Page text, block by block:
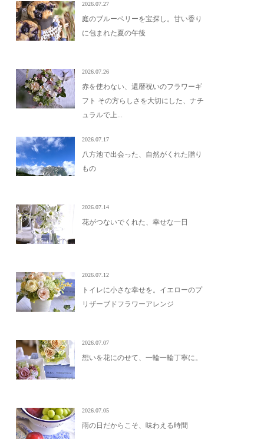
2026.07.27
庭のブルーベリーを宝探し。甘い香り
に包まれた夏の午後
2026.07.26
赤を使わない、還暦祝いのフラワーギ
フト その方らしさを大切にした、ナチ
ュラルで上...
2026.07.17
八方池で出会った、自然がくれた贈り
もの
2026.07.14
花がつないでくれた、幸せな一日
2026.07.12
トイレに小さな幸せを。イエローのプ
リザーブドフラワーアレンジ
2026.07.07
想いを花にのせて、一輪一輪丁寧に。
2026.07.05
雨の日だからこそ、味わえる時間